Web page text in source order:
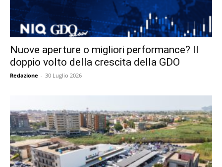
Nuove aperture o migliori performance? Il
doppio volto della crescita della GDO
Redazione - 30 Luglio 2026